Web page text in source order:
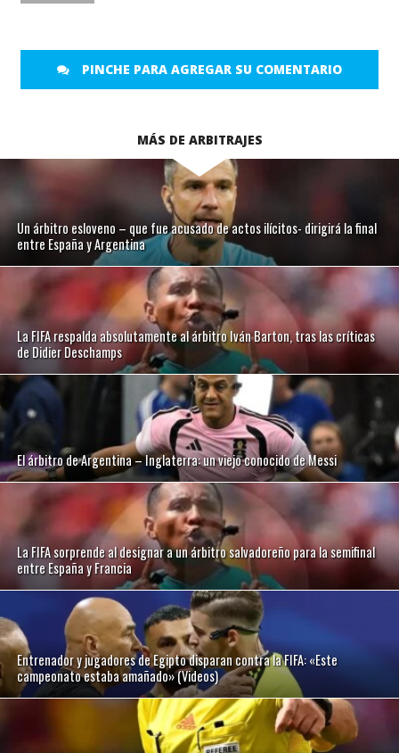
PINCHE PARA AGREGAR SU COMENTARIO
MÁS DE ARBITRAJES
Un árbitro esloveno – que fue acusado de actos ilícitos- dirigirá la final
entre España y Argentina
La FIFA respalda absolutamente al árbitro Iván Barton, tras las críticas
de Didier Deschamps
El árbitro de Argentina – Inglaterra: un viejo conocido de Messi
La FIFA sorprende al designar a un árbitro salvadoreño para la semifinal
entre España y Francia
Entrenador y jugadores de Egipto disparan contra la FIFA: «Este
campeonato estaba amañado» (Videos)